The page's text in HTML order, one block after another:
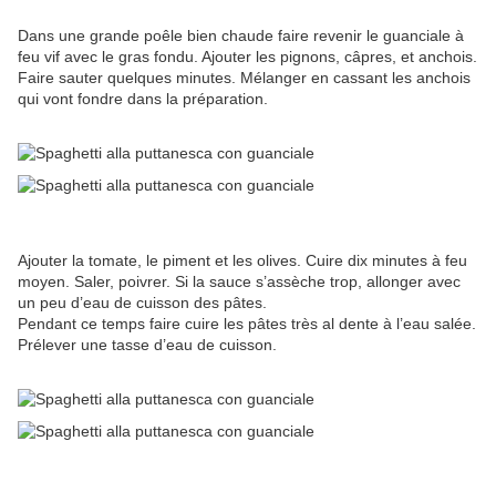
Dans une grande poêle bien chaude faire revenir le guanciale à
feu vif avec le gras fondu. Ajouter les pignons, câpres, et anchois.
Faire sauter quelques minutes. Mélanger en cassant les anchois
qui vont fondre dans la préparation.
Ajouter la tomate, le piment et les olives. Cuire dix minutes à feu
moyen. Saler, poivrer. Si la sauce s’assèche trop, allonger avec
un peu d’eau de cuisson des pâtes.
Pendant ce temps faire cuire les pâtes très al dente à l’eau salée.
Prélever une tasse d’eau de cuisson.